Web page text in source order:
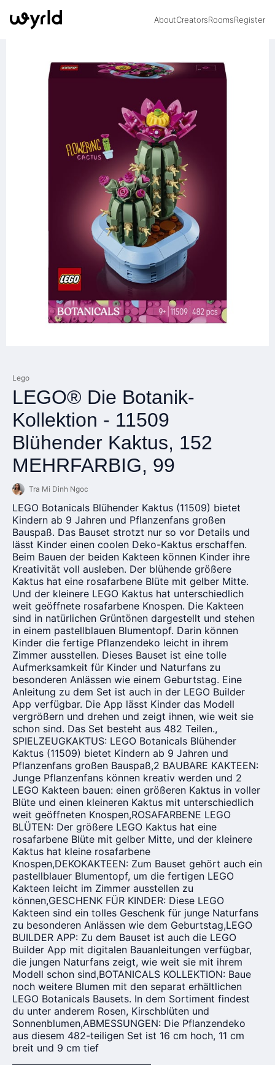
AboutCreatorsRoomsRegister
Lego
LEGO® Die Botanik-
Kollektion - 11509
Blühender Kaktus, 152
MEHRFARBIG, 99
Tra Mi Dinh Ngoc
LEGO Botanicals Blühender Kaktus (11509) bietet
Kindern ab 9 Jahren und Pflanzenfans großen
Bauspaß. Das Bauset strotzt nur so vor Details und
lässt Kinder einen coolen Deko-Kaktus erschaffen.
Beim Bauen der beiden Kakteen können Kinder ihre
Kreativität voll ausleben. Der blühende größere
Kaktus hat eine rosafarbene Blüte mit gelber Mitte.
Und der kleinere LEGO Kaktus hat unterschiedlich
weit geöffnete rosafarbene Knospen. Die Kakteen
sind in natürlichen Grüntönen dargestellt und stehen
in einem pastellblauen Blumentopf. Darin können
Kinder die fertige Pflanzendeko leicht in ihrem
Zimmer ausstellen. Dieses Bauset ist eine tolle
Aufmerksamkeit für Kinder und Naturfans zu
besonderen Anlässen wie einem Geburtstag. Eine
Anleitung zu dem Set ist auch in der LEGO Builder
App verfügbar. Die App lässt Kinder das Modell
vergrößern und drehen und zeigt ihnen, wie weit sie
schon sind. Das Set besteht aus 482 Teilen.,
SPIELZEUGKAKTUS: LEGO Botanicals Blühender
Kaktus (11509) bietet Kindern ab 9 Jahren und
Pflanzenfans großen Bauspaß,2 BAUBARE KAKTEEN:
Junge Pflanzenfans können kreativ werden und 2
LEGO Kakteen bauen: einen größeren Kaktus in voller
Blüte und einen kleineren Kaktus mit unterschiedlich
weit geöffneten Knospen,ROSAFARBENE LEGO
BLÜTEN: Der größere LEGO Kaktus hat eine
rosafarbene Blüte mit gelber Mitte, und der kleinere
Kaktus hat kleine rosafarbene
Knospen,DEKOKAKTEEN: Zum Bauset gehört auch ein
pastellblauer Blumentopf, um die fertigen LEGO
Kakteen leicht im Zimmer ausstellen zu
können,GESCHENK FÜR KINDER: Diese LEGO
Kakteen sind ein tolles Geschenk für junge Naturfans
zu besonderen Anlässen wie dem Geburtstag,LEGO
BUILDER APP: Zu dem Bauset ist auch die LEGO
Builder App mit digitalen Bauanleitungen verfügbar,
die jungen Naturfans zeigt, wie weit sie mit ihrem
Modell schon sind,BOTANICALS KOLLEKTION: Baue
noch weitere Blumen mit den separat erhältlichen
LEGO Botanicals Bausets. In dem Sortiment findest
du unter anderem Rosen, Kirschblüten und
Sonnenblumen,ABMESSUNGEN: Die Pflanzendeko
aus diesem 482-teiligen Set ist 16 cm hoch, 11 cm
breit und 9 cm tief